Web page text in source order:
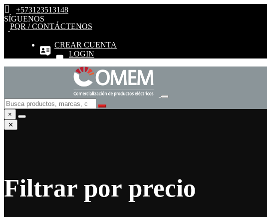
+573123513148
SÍGUENOS
PQR / CONTÁCTENOS
CREAR CUENTA
LOGIN
×
✕
Filtrar por precio